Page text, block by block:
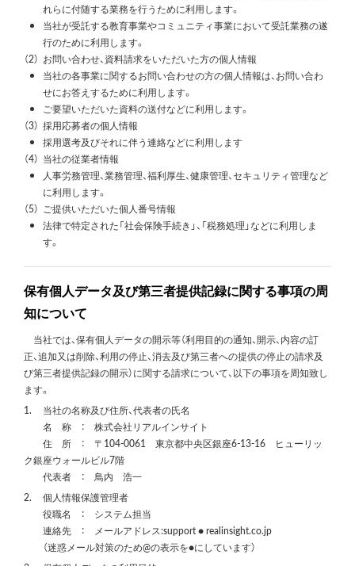
れらに付随する業務を行うために利用します。
当社が受託する教育事業やコミュニティ事業において受託業務の遂
行のために利用します。
（2） お問い合わせ、資料請求をいただいた方の個人情報
当社の各事業に関するお問い合わせの方の個人情報は、お問い合わ
せにお答えするために利用します。
ご要望いただいた資料の送付などに利用します。
（3） 採用応募者の個人情報
採用選考及びそれに伴う連絡などに利用します
（4） 当社の従業者情報
人事労務管理、業務管理、福利厚生、健康管理、セキュリティ管理など
に利用します。
（5） ご提供いただいた個人番号情報
法律で特定された「社会保険手続き」、「税務処理」などに利用しま
す。
保有個人データ及び第三者提供記録に関する事項の周
知について
当社では、保有個人データの開示等（利用目的の通知、開示、内容の訂
正、追加又は削除、利用の停止、消去及び第三者への提供の停止の請求及
び第三者提供記録の開示）に関する請求について、以下の事項を周知致し
ます。
1.
当社の名称及び住所、代表者の氏名
名 称 ： 株式会社リアルインサイト
住 所 ： 〒104-0061 東京都中央区銀座6-13-16 ヒューリッ
ク銀座ウォールビル7階
代表者 ： 鳥内 浩一
2.
個人情報保護管理者
役職名 ： システム担当
連絡先 ： メールアドレス:support ● realinsight.co.jp
（迷惑メール対策のため@の表示を●にしています）